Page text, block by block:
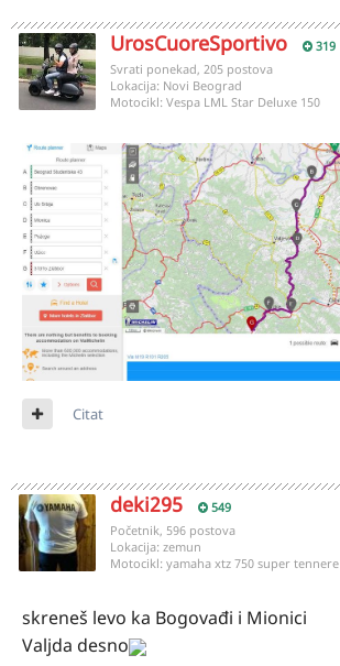
UrosCuoreSportivo 319
Svrati ponekad, 205 postova
Lokacija: Novi Beograd
Motocikl: Vespa LML Star Deluxe 150
Citat
deki295 549
Početnik, 596 postova
Lokacija: zemun
Motocikl: yamaha xtz 750 super tennere
skreneš levo ka Bogovađi i Mionici
Valjda desno